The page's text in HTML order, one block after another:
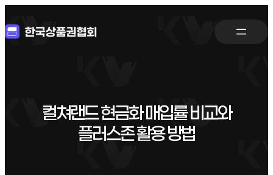
컬쳐랜드 현금화 매입률 비교와
플러스존 활용 방법